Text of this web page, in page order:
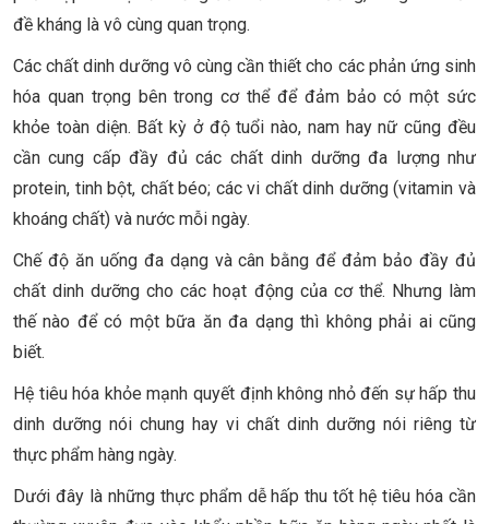
đề kháng là vô cùng quan trọng.
Các chất dinh dưỡng vô cùng cần thiết cho các phản ứng sinh
hóa quan trọng bên trong cơ thể để đảm bảo có một sức
khỏe toàn diện. Bất kỳ ở độ tuổi nào, nam hay nữ cũng đều
cần cung cấp đầy đủ các chất dinh dưỡng đa lượng như
protein, tinh bột, chất béo; các vi chất dinh dưỡng (vitamin và
khoáng chất) và nước mỗi ngày.
Chế độ ăn uống đa dạng và cân bằng để đảm bảo đầy đủ
chất dinh dưỡng cho các hoạt động của cơ thể. Nhưng làm
thế nào để có một bữa ăn đa dạng thì không phải ai cũng
biết.
Hệ tiêu hóa khỏe mạnh quyết định không nhỏ đến sự hấp thu
dinh dưỡng nói chung hay vi chất dinh dưỡng nói riêng từ
thực phẩm hàng ngày.
Dưới đây là những thực phẩm dễ hấp thu tốt hệ tiêu hóa cần